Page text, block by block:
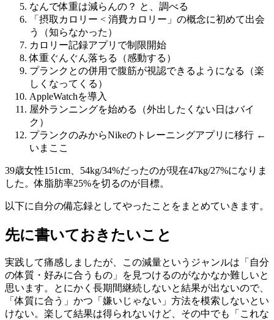
なんで体重は減らんの？ と、調べる
「摂取カロリー < 消費カロリー」の概念に初めて出会
う（知らなかった）
カロリー記録アプリで制限開始
体重ぐんぐん落ちる（感動する）
プランクとの併用で腹筋が視認できるようになる（楽
しくなってくる）
AppleWatchを導入
屋外ランニングを始める（外出したくない日はバイ
ク）
プランクのみからNikeのトレーニングアプリに移行 ←
いまここ
39歳女性151cm、54kg/34%だったのが現在47kg/27%になりま
した。体脂肪率25%を切るのが目標。
以下に自分の備忘録としてやったことをまとめていきます。
先に書いておきたいこと
実践して痛感しましたが、この減量というジャンルは「自分
の体質・好みに合うもの」を見つけるのがなかなか難しいと
思います。とにかく長期間継続しないと結果が出ないので、
「体質に合う」かつ「嫌いじゃない」方法を模索しないとい
けない。楽して結果は得られないけど、その中でも「これな